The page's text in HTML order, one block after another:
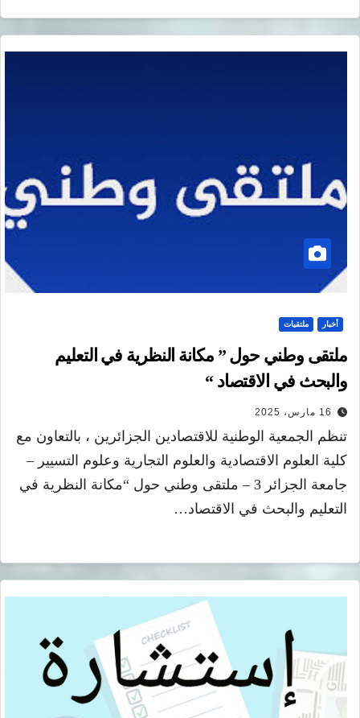
أخبار ملتقيات
ملتقى وطني حول ” مكانة النظرية في التعليم
والبحث في الاقتصاد “
16 مارس، 2025
تنظم الجمعية الوطنية للاقتصادين الجزائرين ، بالتعاون مع
كلية العلوم الاقتصادية والعلوم التجارية وعلوم التسيير –
جامعة الجزائر 3 – ملتقى وطني حول “مكانة النظرية في
التعليم والبحث في الاقتصاد…